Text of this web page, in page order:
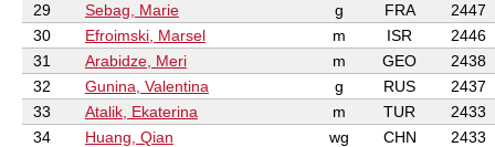
29
Sebag, Marie g FRA
2447
30
Efroimski, Marsel m ISR
2446
31
Arabidze, Meri m GEO
2438
32
Gunina, Valentina g RUS
2437
33
Atalik, Ekaterina m TUR
2433
34
Huang, Qian wg CHN
2433